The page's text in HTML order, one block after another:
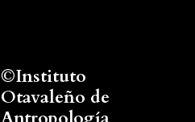
©Instituto
Otavaleño de